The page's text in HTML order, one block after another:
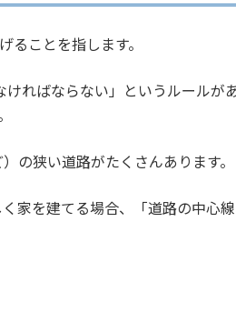
ことを指します。
ればならない」というルールが
の狭い道路がたくさんあります。
家を建てる場合、「道路の中心